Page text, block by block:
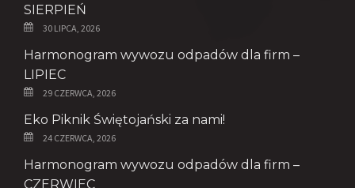
SIERPIEŃ
30 LIPCA, 2026
Harmonogram wywozu odpadów dla firm –
LIPIEC
29 CZERWCA, 2026
Eko Piknik Świętojański za nami!
24 CZERWCA, 2026
Harmonogram wywozu odpadów dla firm –
CZERWIEC